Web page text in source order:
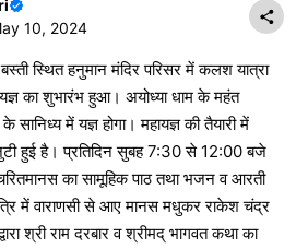
10, 2024
स्थित हनुमान मंदिर परिसर में कलश यात्रा
का शुभारंभ हुआ। अयोध्या धाम के महंत
सानिध्य में यज्ञ होगा। महायज्ञ की तैयारी में
हुई है। प्रतिदिन सुबह 7:30 से 12:00 बजे
का सामूहिक पाठ तथा भजन व आरती
में वाराणसी से आए मानस मधुकर राकेश चंद्र
श्री राम दरबार व श्रीमद् भागवत कथा का